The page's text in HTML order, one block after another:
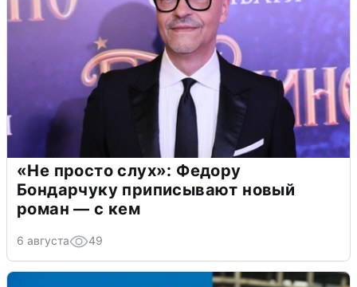
«Не просто слух»: Федору
Бондарчуку приписывают новый
роман — с кем
6 августа 49